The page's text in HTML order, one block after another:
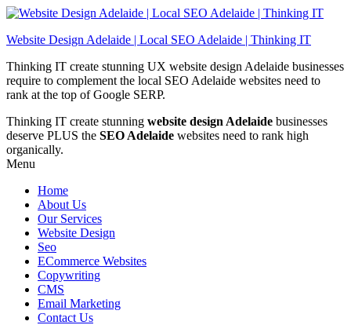
Website Design Adelaide | Local SEO Adelaide | Thinking IT
Thinking IT create stunning UX website design Adelaide businesses
require to complement the local SEO Adelaide websites need to
rank at the top of Google SERP.
Thinking IT create stunning website design Adelaide businesses
deserve PLUS the SEO Adelaide websites need to rank high
organically.
Menu
Home
About Us
Our Services
Website Design
Seo
ECommerce Websites
Copywriting
CMS
Email Marketing
Contact Us